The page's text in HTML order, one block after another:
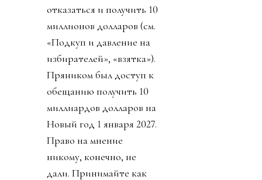
отказаться и получить 10
миллионов долларов (см.
«Подкуп и давление на
избирателей», «взятка»).
Пряником был доступ к
обещанию получить 10
миллиардов долларов на
Новый год 1 января 2027.
Право на мнение
никому, конечно, не
дали. Принимайте как